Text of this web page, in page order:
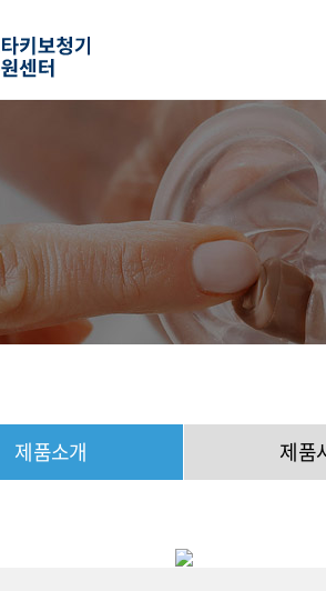
제품소개 제품